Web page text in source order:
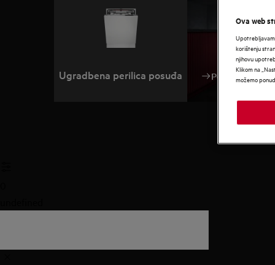
Ugradbena perilica posuđa Pomoć pri
Ova web
korištenju
njihovu
Klikom na
možemo